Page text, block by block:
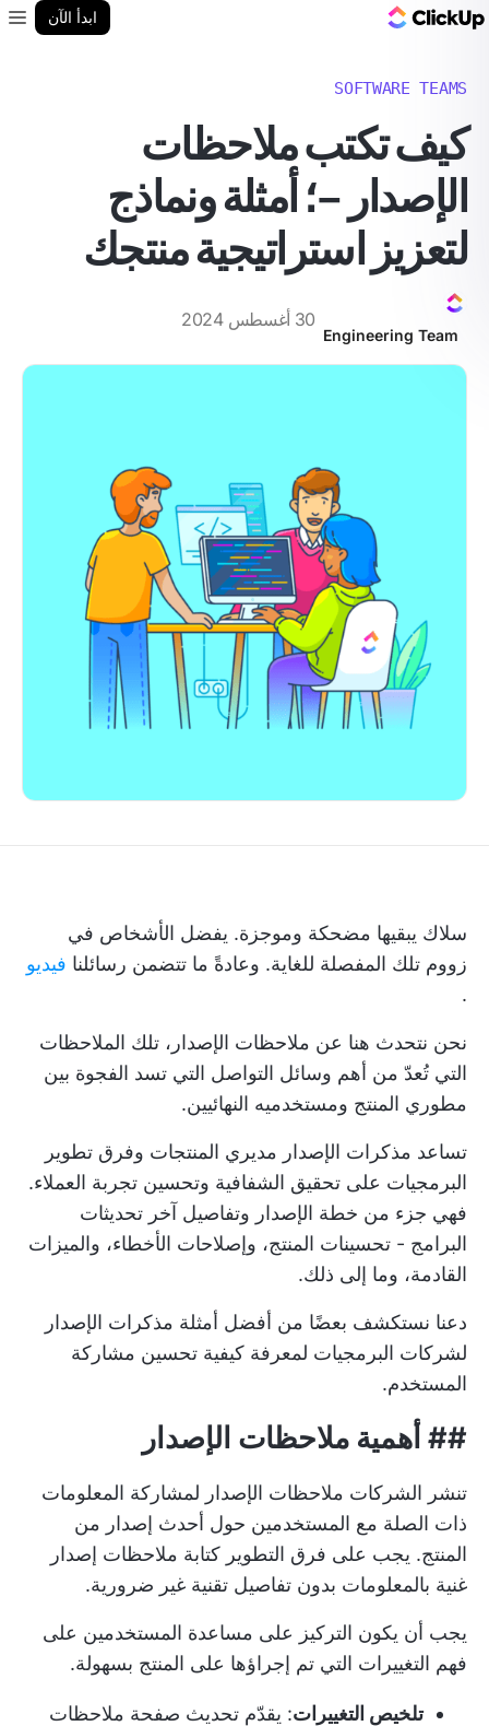
ابدأ الآن
SOFTWARE TEAMS
كيف تكتب ملاحظات
الإصدار –؛ أمثلة ونماذج
لتعزيز استراتيجية منتجك
Engineering Team
30 أغسطس 2024
سلاك يبقيها مضحكة وموجزة. يفضل الأشخاص في
زووم تلك المفصلة للغاية. وعادةً ما تتضمن رسائلنا فيديو
.
نحن نتحدث هنا عن ملاحظات الإصدار، تلك الملاحظات
التي تُعدّ من أهم وسائل التواصل التي تسد الفجوة بين
مطوري المنتج ومستخدميه النهائيين.
تساعد مذكرات الإصدار مديري المنتجات وفرق تطوير
البرمجيات على تحقيق الشفافية وتحسين تجربة العملاء.
فهي جزء من خطة الإصدار وتفاصيل آخر تحديثات
البرامج - تحسينات المنتج، وإصلاحات الأخطاء، والميزات
القادمة، وما إلى ذلك.
دعنا نستكشف بعضًا من أفضل أمثلة مذكرات الإصدار
لشركات البرمجيات لمعرفة كيفية تحسين مشاركة
المستخدم.
## أهمية ملاحظات الإصدار
تنشر الشركات ملاحظات الإصدار لمشاركة المعلومات
ذات الصلة مع المستخدمين حول أحدث إصدار من
المنتج. يجب على فرق التطوير كتابة ملاحظات إصدار
غنية بالمعلومات بدون تفاصيل تقنية غير ضرورية.
يجب أن يكون التركيز على مساعدة المستخدمين على
فهم التغييرات التي تم إجراؤها على المنتج بسهولة.
تلخيص التغييرات: يقدّم تحديث صفحة ملاحظات